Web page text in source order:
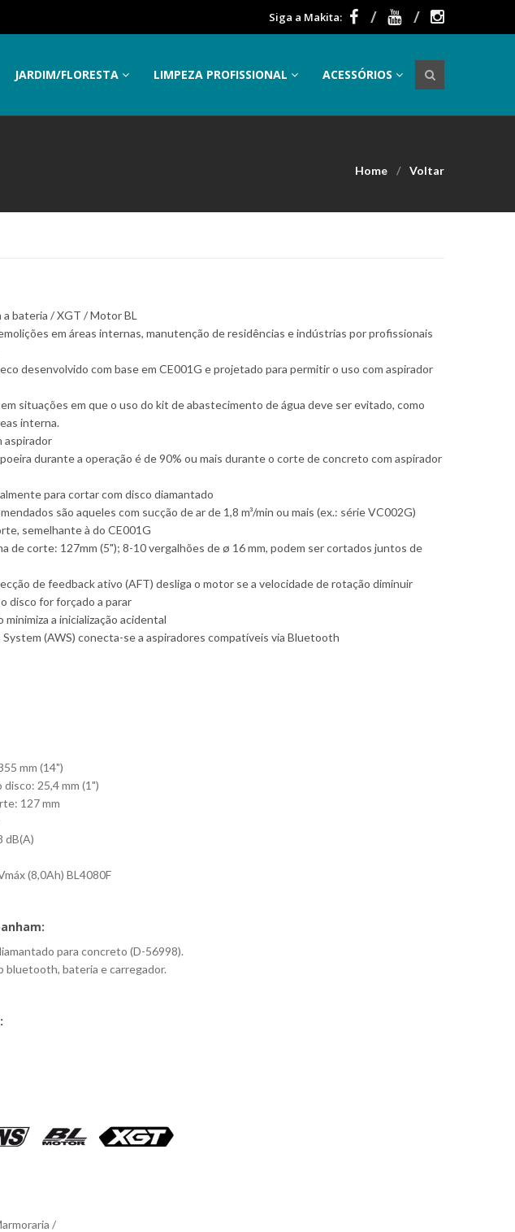
Siga a Makita:
JARDIM/FLORESTA LIMPEZA PROFISSIONAL ACESSÓRIOS
Home Voltar
bateria / XGT / Motor BL
em áreas internas, manutenção de residências e indústrias por profissionais
desenvolvido com base em CE001G e projetado para permitir o uso com aspirador
situações em que o uso do kit de abastecimento de água deve ser evitado, como
interna.
aspirador
durante a operação é de 90% ou mais durante o corte de concreto com aspirador
para cortar com disco diamantado
são aqueles com sucção de ar de 1,8 m³/min ou mais (ex.: série VC002G)
semelhante à do CE001G
de corte: 127mm (5"); 8-10 vergalhões de ø 16 mm, podem ser cortados juntos de
de feedback ativo (AFT) desliga o motor se a velocidade de rotação diminuir
disco for forçado a parar
a inicialização acidental
(AWS) conecta-se a aspiradores compatíveis via Bluetooth
mm (14")
25,4 mm (1")
127 mm
dB(A)
(8,0Ah) BL4080F
para concreto (D-56998).
bluetooth, bateria e carregador.
/